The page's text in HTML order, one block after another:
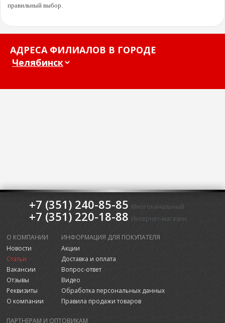
правильный выбор.
АДРЕСА ФИЛИАЛОВ В ГОРОДЕ
+7 (351) 240-85-85 Многоканальный
+7 (351) 220-18-88 Интернет-магазин
О КОМПАНИИ
Новости
Статьи
Вакансии
Отзывы
Реквизиты
О компании
ИНФОРМАЦИЯ ДЛЯ ПОКУПАТЕЛЯ
Акции
Доставка и оплата
Вопрос-ответ
Видео
Обработка персональных данных
Правила продажи товаров
ПАРТНЕРАМ И ОПТОВИКАМ